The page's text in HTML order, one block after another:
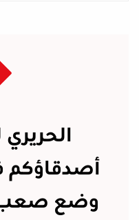
أصدقاؤكم
وضع صعب